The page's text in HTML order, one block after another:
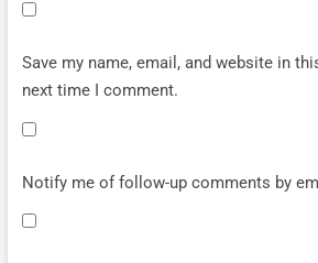
Save my name, email, and website in
next time I comment.
Notify me of follow-up comments by